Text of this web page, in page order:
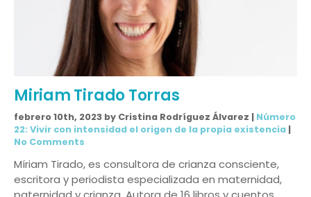
Miriam Tirado Torras
febrero 10th, 2023 by Cristina Rodríguez Álvarez | Número
22: Vivir con intensidad el origen de la propia existencia |
No Comments
Míriam Tirado, es consultora de crianza consciente,
escritora y periodista especializada en maternidad,